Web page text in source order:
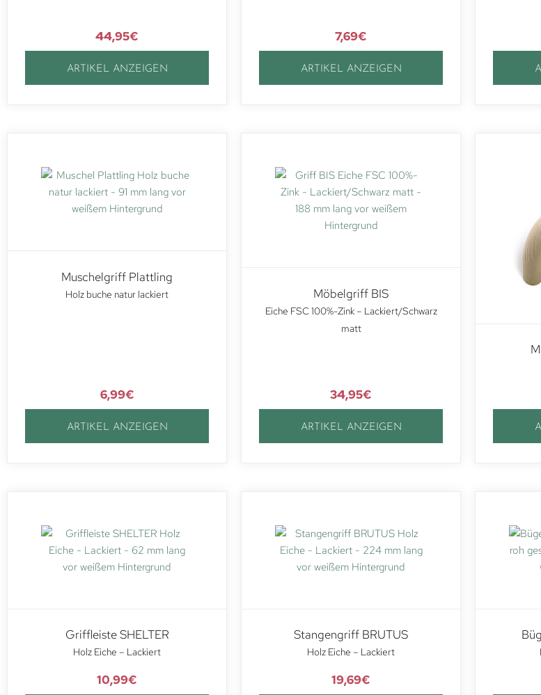
44,95€
ARTIKEL ANZEIGEN
7,69€
ARTIKEL ANZEIGEN
Muschelgriff Plattling
Holz buche natur lackiert
6,99€
ARTIKEL ANZEIGEN
Möbelgriff BIS
Eiche FSC 100%-Zink – Lackiert/Schwarz
matt
34,95€
ARTIKEL ANZEIGEN
Griffleiste SHELTER
Holz Eiche – Lackiert
10,99€
Stangengriff BRUTUS
Holz Eiche – Lackiert
19,69€